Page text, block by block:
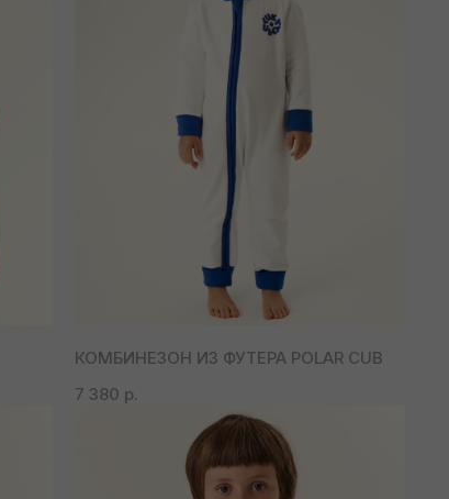
КОМБИНЕЗОН ИЗ ФУТЕРА POLAR CUB
7 380 р.